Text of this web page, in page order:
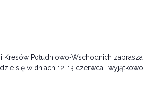
Kresów Południowo-Wschodnich zaprasza
się w dniach 12-13 czerwca i wyjątkowo